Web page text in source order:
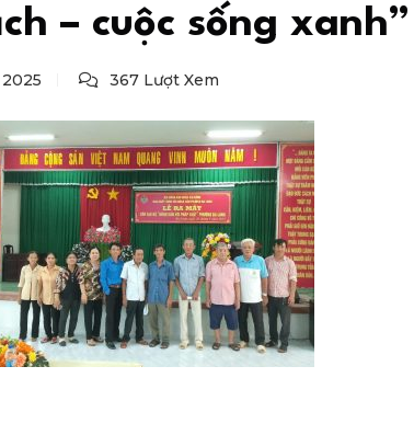
– cuộc sống xanh”
367 Lượt Xem